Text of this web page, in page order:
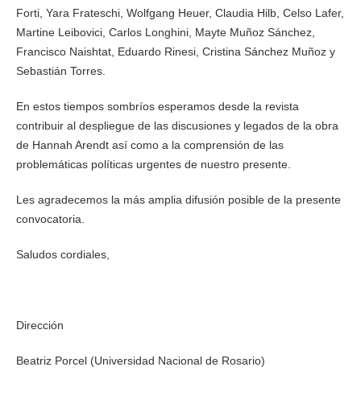
Forti, Yara Frateschi, Wolfgang Heuer, Claudia Hilb, Celso Lafer,
Martine Leibovici, Carlos Longhini, Mayte Muñoz Sánchez,
Francisco Naishtat, Eduardo Rinesi, Cristina Sánchez Muñoz y
Sebastián Torres.
En estos tiempos sombríos esperamos desde la revista
contribuir al despliegue de las discusiones y legados de la obra
de Hannah Arendt así como a la comprensión de las
problemáticas políticas urgentes de nuestro presente.
Les agradecemos la más amplia difusión posible de la presente
convocatoria.
Saludos cordiales,
Dirección
Beatriz Porcel (Universidad Nacional de Rosario)